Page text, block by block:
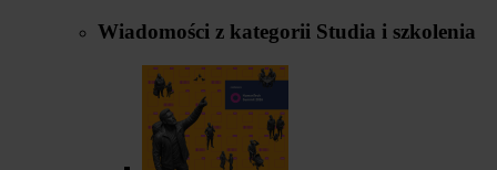
Wiadomości z kategorii Studia i szkolenia